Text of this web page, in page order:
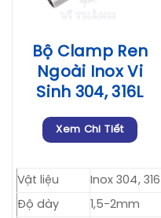
Bộ Clamp Ren
Ngoài Inox Vi
Sinh 304, 316L
Xem Chi Tiết
Vật liệu
Inox 304, 316
Độ dày
1,5-2mm